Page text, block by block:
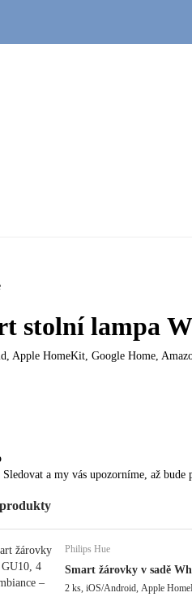
stolní lampa
Apple HomeKit, Google Home,
a my vás upozorníme, až bude
Philips Hue
Smart žárovky v sadě
2 ks, iOS/Android, Apple HomeKit, Google Home, Amazon